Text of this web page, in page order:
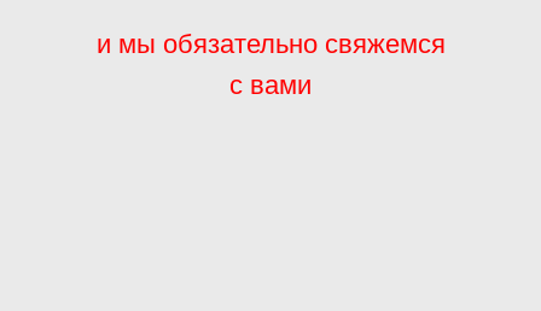
и мы обязательно свяжемся
с вами